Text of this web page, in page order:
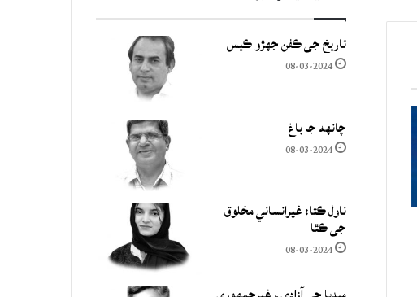
تاريخ جي ڪفن جھڙو ڪيس
08-03-2024
چانهه جا باغ
08-03-2024
ناول ڪتا: غيرانساني مخلوق
جي ڪٿا
08-03-2024